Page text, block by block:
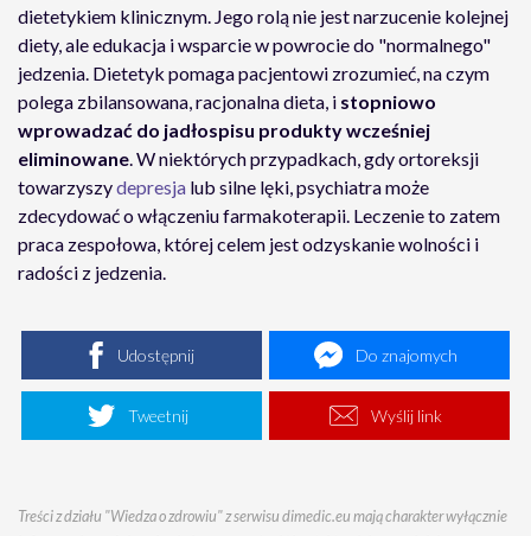
dietetykiem klinicznym. Jego rolą nie jest narzucenie kolejnej
diety, ale edukacja i wsparcie w powrocie do "normalnego"
jedzenia. Dietetyk pomaga pacjentowi zrozumieć, na czym
polega zbilansowana, racjonalna dieta, i stopniowo
wprowadzać do jadłospisu produkty wcześniej
eliminowane. W niektórych przypadkach, gdy ortoreksji
towarzyszydepresja lub silne lęki, psychiatra może
zdecydować o włączeniu farmakoterapii. Leczenie to zatem
praca zespołowa, której celem jest odzyskanie wolności i
radości z jedzenia.
Udostępnij Do znajomych
Tweetnij Wyślij link
Treści z działu "Wiedza o zdrowiu" z serwisu dimedic.eu mają charakter wyłącznie